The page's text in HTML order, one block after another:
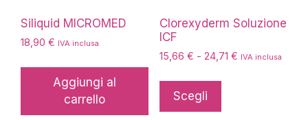
Siliquid MICROMED
18,90 € IVA inclusa
Aggiungi al
carrello
Clorexyderm Soluzione
ICF
15,66 € - 24,71 €Fascia
IVA inclusa
Scegli
ha